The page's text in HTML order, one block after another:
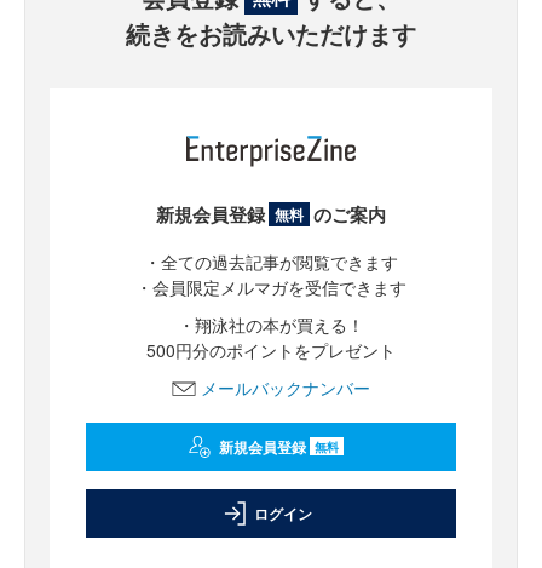
続きをお読みいただけます
新規会員登録 無料 のご案内
・全ての過去記事が閲覧できます
・会員限定メルマガを受信できます
・翔泳社の本が買える！
500円分のポイントをプレゼント
メールバックナンバー
新規会員登録 無料
ログイン